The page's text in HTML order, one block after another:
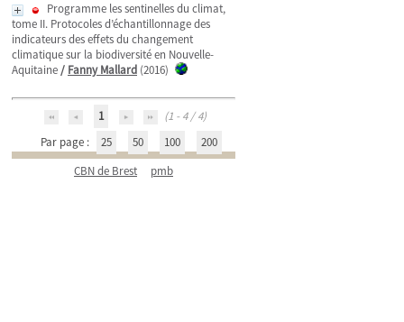
Programme les sentinelles du climat,
tome II. Protocoles d’échantillonnage des
indicateurs des effets du changement
climatique sur la biodiversité en Nouvelle-
Aquitaine/ Fanny Mallard (2016)
1
(1 - 4 / 4)
Par page :
25 50 100
200
CBN de Brest
pmb